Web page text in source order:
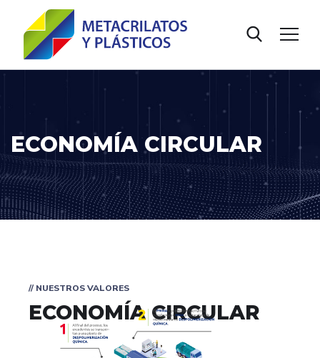
ECONOMÍA CIRCULAR
// NUESTROS VALORES
ECONOMÍA CIRCULAR